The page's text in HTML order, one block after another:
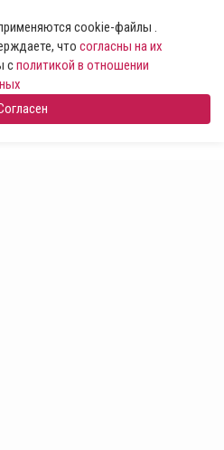
cookie-файлы .
что согласны на их
сполитикой в отношении